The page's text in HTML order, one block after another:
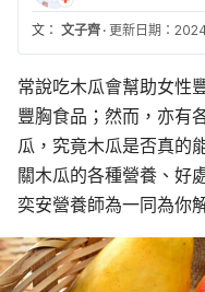
文： 文子齊 · 更新日期：
常說吃木瓜會幫助女性
豐胸食品；然而，亦有
瓜，究竟木瓜是否真的
關木瓜的各種營養、好
奕安營養師為一同為你